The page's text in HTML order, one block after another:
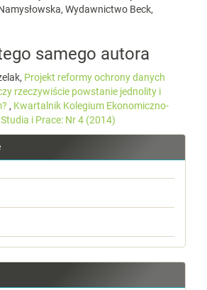
Wydawnictwo Beck,
samego autora
Projekt reformy ochrony danych
rzeczywiście powstanie jednolity i
, Kwartalnik Kolegium Ekonomiczno-
i Prace: Nr 4 (2014)